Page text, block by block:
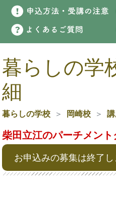
暮らしの学
細
暮らしの学校 岡崎校
柴田立江のパーチメント
お申込みの募集は終了し